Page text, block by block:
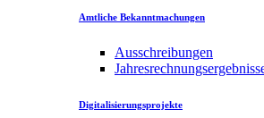
Amtliche Bekanntmachungen
Ausschreibungen
Digitalisierungsprojekte